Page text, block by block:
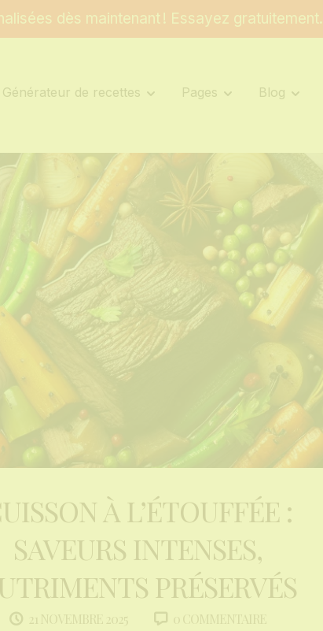
dès maintenant ! Essayez gratuitement.
Générateur de recettes Pages Blog
À L’ÉTOUFFÉE :
SAVEURS INTENSES,
PRÉSERVÉS
21 NOVEMBRE 2025 0 COMMENTAIRE